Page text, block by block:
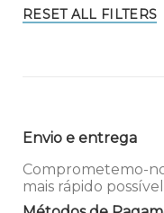
RESET ALL FILTERS
Envio e entrega
Comprometemo-
mais rápido